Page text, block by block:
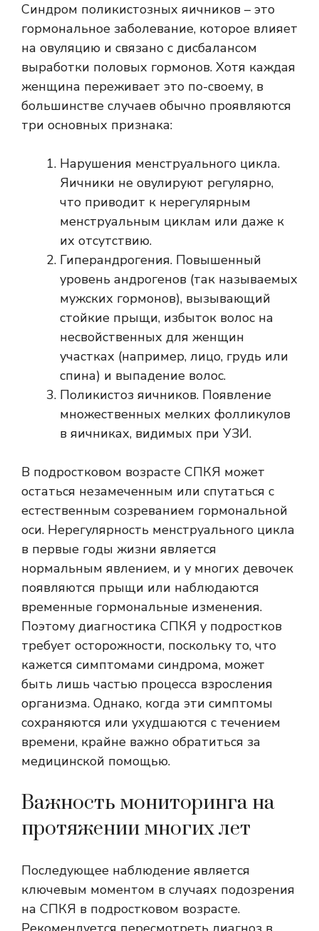
Синдром поликистозных яичников – это
гормональное заболевание, которое влияет
на овуляцию и связано с дисбалансом
выработки половых гормонов. Хотя каждая
женщина переживает это по-своему, в
большинстве случаев обычно проявляются
три основных признака:
Нарушения менструального цикла.
Яичники не овулируют регулярно,
что приводит к нерегулярным
менструальным циклам или даже к
их отсутствию.
Гиперандрогения. Повышенный
уровень андрогенов (так называемых
мужских гормонов), вызывающий
стойкие прыщи, избыток волос на
несвойственных для женщин
участках (например, лицо, грудь или
спина) и выпадение волос.
Поликистоз яичников. Появление
множественных мелких фолликулов
в яичниках, видимых при УЗИ.
В подростковом возрасте СПКЯ может
остаться незамеченным или спутаться с
естественным созреванием гормональной
оси. Нерегулярность менструального цикла
в первые годы жизни является
нормальным явлением, и у многих девочек
появляются прыщи или наблюдаются
временные гормональные изменения.
Поэтому диагностика СПКЯ у подростков
требует осторожности, поскольку то, что
кажется симптомами синдрома, может
быть лишь частью процесса взросления
организма. Однако, когда эти симптомы
сохраняются или ухудшаются с течением
времени, крайне важно обратиться за
медицинской помощью.
Важность мониторинга на
протяжении многих лет
Последующее наблюдение является
ключевым моментом в случаях подозрения
на СПКЯ в подростковом возрасте.